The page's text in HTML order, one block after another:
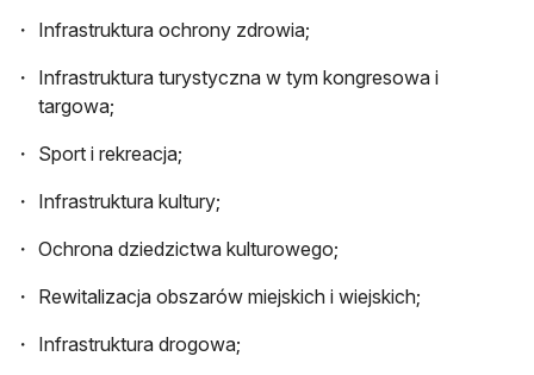
Infrastruktura ochrony zdrowia;
Infrastruktura turystyczna w tym kongresowa i
targowa;
Sport i rekreacja;
Infrastruktura kultury;
Ochrona dziedzictwa kulturowego;
Rewitalizacja obszarów miejskich i wiejskich;
Infrastruktura drogowa;